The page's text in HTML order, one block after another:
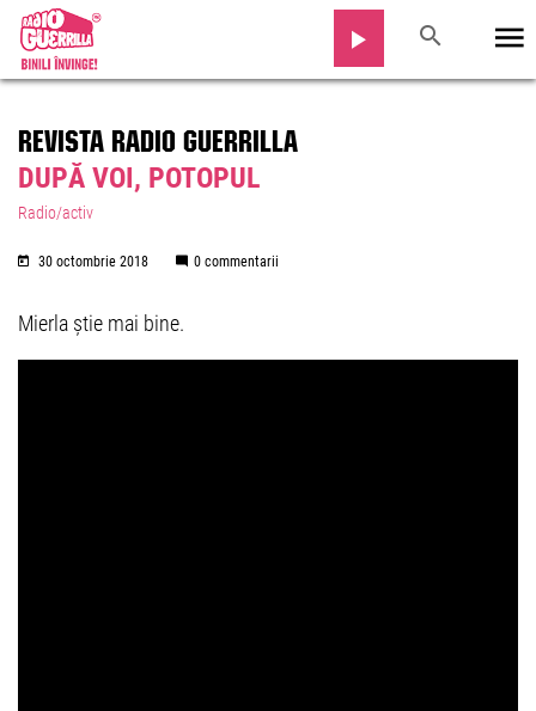
REVISTA RADIO GUERRILLA
DUPĂ VOI, POTOPUL
Radio/activ
30 octombrie 2018 0 commentarii
Mierla știe mai bine.